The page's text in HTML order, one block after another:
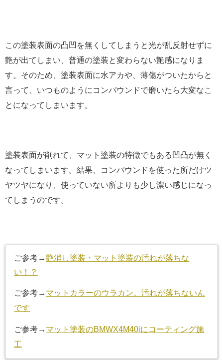
この塗装表面の凸凹を無くしてしまうと光が乱反射せずに
艶が出てしまい、普通の塗装と変わらない艶感になりま
す。そのため、塗装表面に水アカや、薄傷がついたからと
言って、いつものようにコンパウンドで磨いたら大変なこ
とになってしまいます。
塗装表面が削れて、マット塗装の特徴でもある凹凸が無く
なってしまいます。結果、コンパウンドを使った所だけツ
ヤツヤになり、使っていない所よりも少し濃い感じになっ
てしまうのです。
ご参考→艶消し塗装・マット塗装の汚れが落ちな
い！？
ご参考→ マットカラーのウラカン。汚れが落ちないん
です
ご参考→ マット塗装のBMWX4M40iにコーティング施
工